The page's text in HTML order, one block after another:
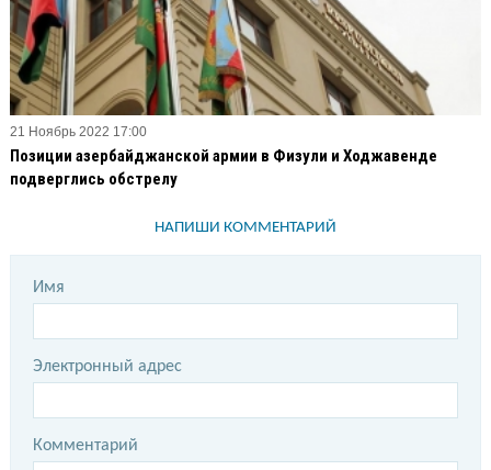
21 Ноябрь 2022 17:00
Позиции азербайджанской армии в Физули и Ходжавенде
подверглись обстрелу
НАПИШИ КОММЕНТАРИЙ
Имя
Электронный адрес
Комментарий